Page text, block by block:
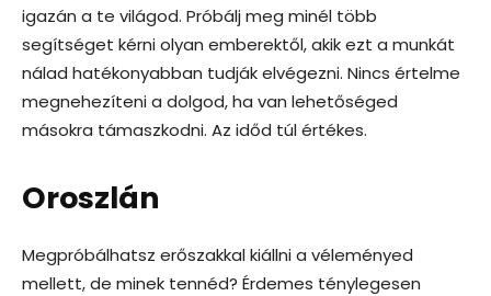
igazán a te világod. Próbálj meg minél több
segítséget kérni olyan emberektől, akik ezt a munkát
nálad hatékonyabban tudják elvégezni. Nincs értelme
megnehezíteni a dolgod, ha van lehetőséged
másokra támaszkodni. Az időd túl értékes.
Oroszlán
Megpróbálhatsz erőszakkal kiállni a véleményed
mellett, de minek tennéd? Érdemes ténylegesen